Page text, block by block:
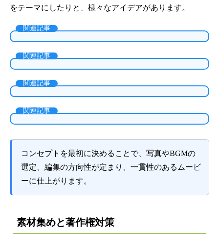
をテーマにしたりと、様々なアイデアがあります。
関連記事
関連記事
関連記事
関連記事
コンセプトを最初に決めることで、写真やBGMの
選定、編集の方向性が定まり、一貫性のあるムービ
ーに仕上がります。
素材集めと著作権対策